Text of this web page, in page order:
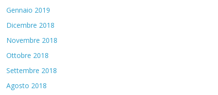
Gennaio 2019
Dicembre 2018
Novembre 2018
Ottobre 2018
Settembre 2018
Agosto 2018